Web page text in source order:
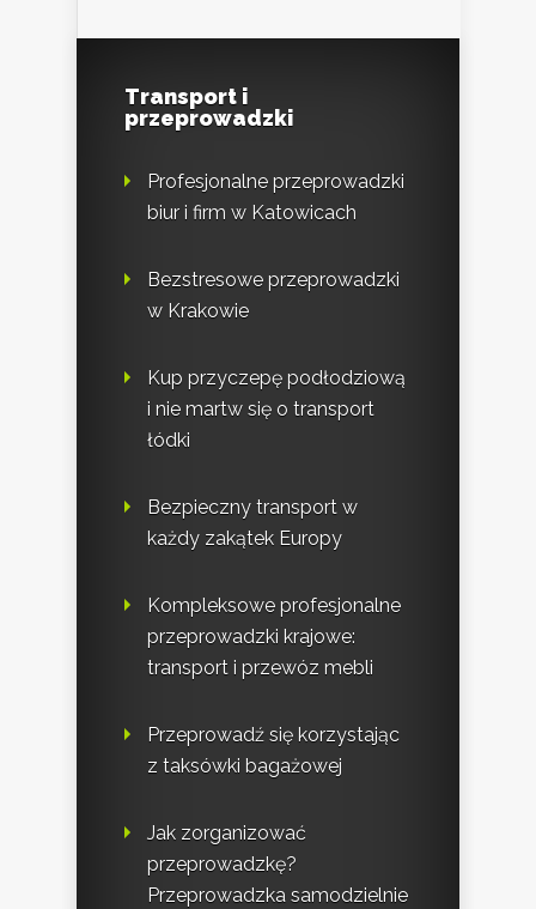
Transport i
przeprowadzki
Profesjonalne przeprowadzki
biur i firm w Katowicach
Bezstresowe przeprowadzki
w Krakowie
Kup przyczepę podłodziową
i nie martw się o transport
łódki
Bezpieczny transport w
każdy zakątek Europy
Kompleksowe profesjonalne
przeprowadzki krajowe:
transport i przewóz mebli
Przeprowadź się korzystając
z taksówki bagażowej
Jak zorganizować
przeprowadzkę?
Przeprowadzka samodzielnie